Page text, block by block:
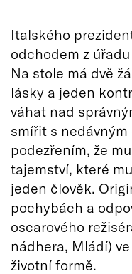
Italského
odchodem z
Na stole má dvě
lásky a jeden
váhat nad
smířit s
podezřením, že
tajemství, které
jeden člověk.
pochybách a
oscarového
nádhera, Mládí)
životní formě.